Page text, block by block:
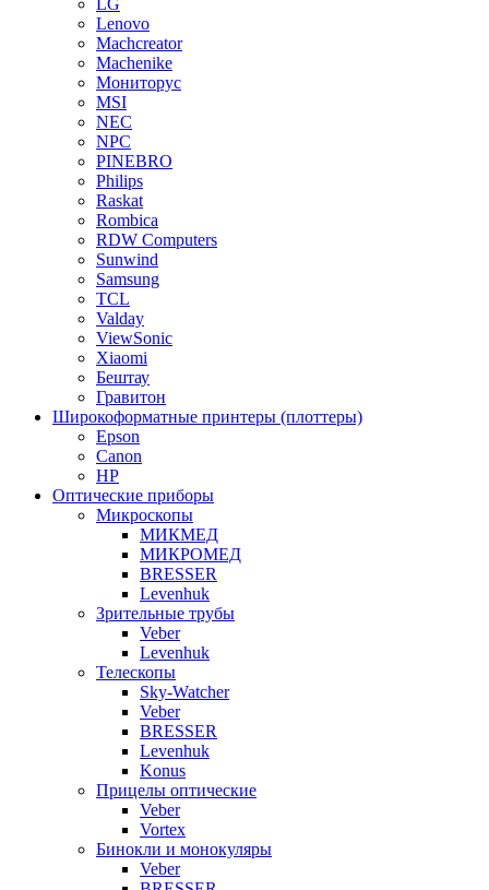
LG
Lenovo
Machcreator
Machenike
Мониторус
MSI
NEC
NPC
PINEBRO
Philips
Raskat
Rombica
RDW Computers
Sunwind
Samsung
TCL
Valday
ViewSonic
Xiaomi
Бештау
Гравитон
Широкоформатные принтеры (плоттеры)
Epson
Canon
HP
Оптические приборы
Микроскопы
МИКМЕД
МИКРОМЕД
BRESSER
Levenhuk
Зрительные трубы
Veber
Levenhuk
Телескопы
Sky-Watcher
Veber
BRESSER
Levenhuk
Konus
Прицелы оптические
Veber
Vortex
Бинокли и монокуляры
Veber